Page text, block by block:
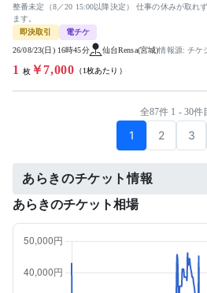
整番未定（8／20 15:00以降決定） 仕事の休みが取れ
ます。
即決取引
電チケ
26/08/23(日) 16時45分 仙台Rensa(宮城)情報源: チケ
1 枚￥7,000 （1枚あたり）
全87件 1 - 30件
1 2 3
あらきのチケット情報
あらきのチケット相場